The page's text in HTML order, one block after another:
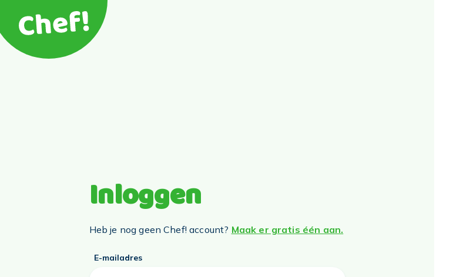
Inloggen
Heb je nog geen Chef! account? Maak er gratis één aan.
E-mailadres